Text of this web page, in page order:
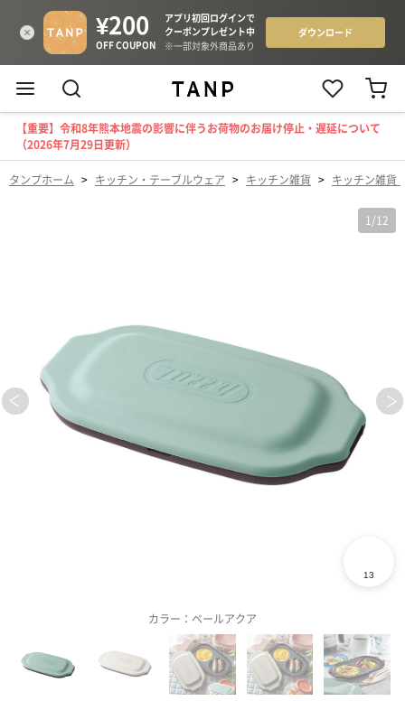
【重要】令和8年熊本地震の影響に伴うお荷物のお届け停止・遅延について
（2026年7月29日更新）
タンプホーム > キッチン・テーブルウェア > キッチン雑貨 > キッチン雑貨
1 /12
カラー：ペールアクア